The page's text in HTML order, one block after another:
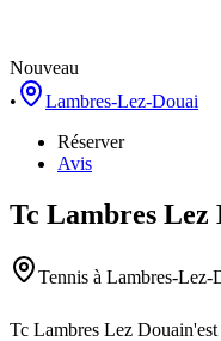
Nouveau
•
Lambres-Lez-Douai
Réserver
Avis
Tc Lambres Lez
Tennis à Lambres-Lez-
Tc Lambres Lez Douai